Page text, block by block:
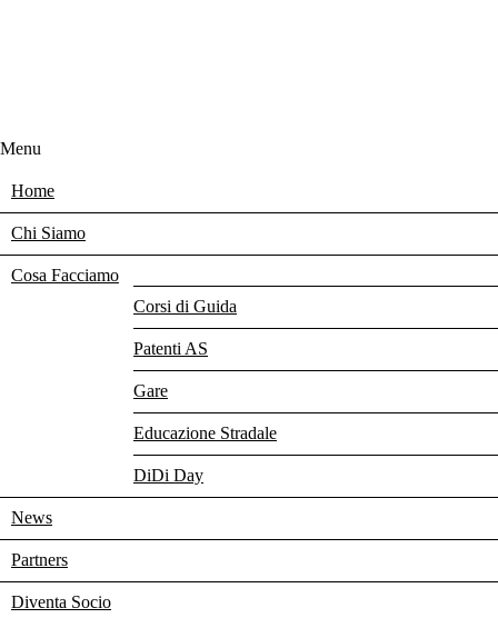
Menu
Home
Chi Siamo
Cosa Facciamo
Corsi di Guida
Patenti AS
Gare
Educazione Stradale
DiDi Day
News
Partners
Diventa Socio